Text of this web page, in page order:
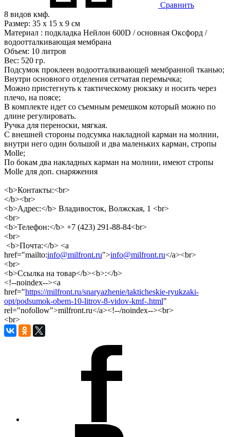
Сравнить
8 видов кмф.
Размер: 35 х 15 х 9 см
Материал : подкладка Нейлон 600D / основная Оксфорд /
водоотталкивающая мембрана
Объем: 10 литров
Вес: 520 гр.
Подсумок проклеен водоотталкивающей мембранной тканью;
Внутри основного отделения сетчатая перемычка;
Можно пристегнуть к тактическому рюкзаку и носить через
плечо, на поясе;
В комплекте идет со съемным ремешком который можно по
длине регулировать.
Ручка для переноски, мягкая.
С внешней стороны подсумка накладной карман на молнии,
внутри него один большой и два маленьких карман, стропы
Molle;
По бокам два накладных карман на молнии, имеют стропы
Molle для доп. снаряжения
<b>Контакты:<br>
</b><br>
<b>Адрес:</b> Владивосток, Волжская, 1 <br>
<br>
<b>Телефон:</b> +7 (423) 291-88-84<br>
<br>
<b>Почта:</b> <a
href="mailto:info@milfront.ru">info@milfront.ru</a><br>
<br>
<b>Ссылка на товар</b><b>:</b>
<!--noindex--><a
href="https://milfront.ru/snaryazhenie/takticheskie-ryukzaki-
opt/podsumok-obem-10-litrov-8-vidov-kmf-.html"
rel="nofollow">milfront.ru</a><!--/noindex--><br>
<br>